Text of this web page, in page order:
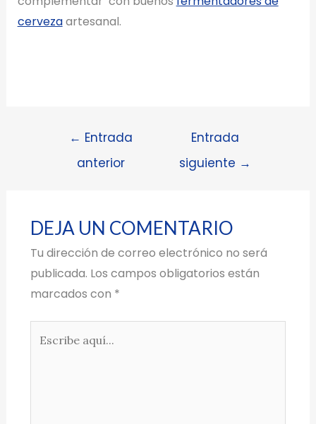
cervezaartesanal.
← Entrada
anterior
Entrada
siguiente →
DEJA UN COMENTARIO
Tu dirección de correo electrónico no será
publicada. Los campos obligatorios están
marcados con *